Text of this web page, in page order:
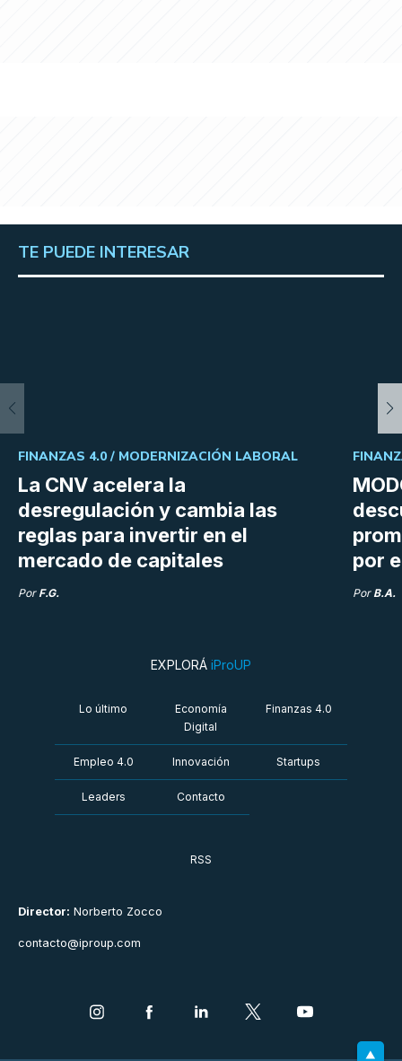
TE PUEDE INTERESAR
La CNV acelera la
desregulación y cambia las
reglas para invertir en el
mercado de capitales
FINANZAS 4.0 / MODERNIZACIÓN LABORAL
Por F.G.
por
Por B.A.
Director: Norberto Zocco
contacto@iproup.com
EXPLORÁ iProUP
Lo último
Economía
Digital
Finanzas 4.0
Empleo 4.0 Innovación Startups
Leaders Contacto
RSS